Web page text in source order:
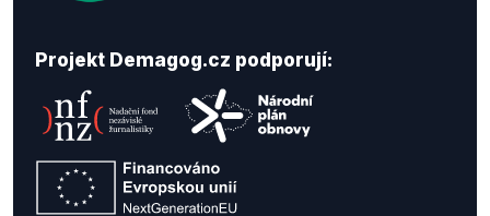
Projekt Demagog.cz podporují: